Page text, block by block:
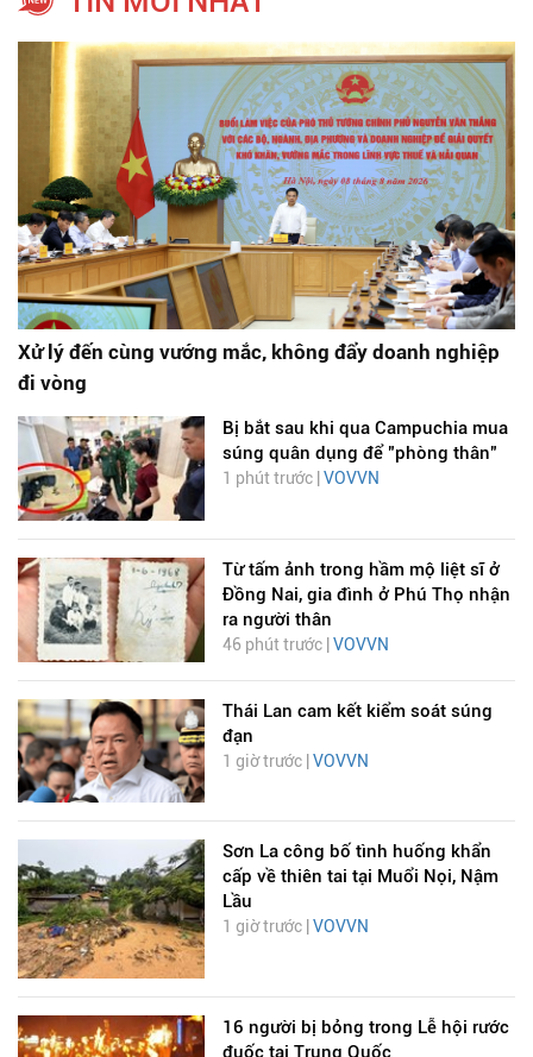
Xử lý đến cùng vướng mắc, không đẩy doanh nghiệp
đi vòng
Bị bắt sau khi qua Campuchia mua
súng quân dụng để "phòng thân"
1 phút trước | VOVVN
Từ tấm ảnh trong hầm mộ liệt sĩ ở
Đồng Nai, gia đình ở Phú Thọ nhận
ra người thân
46 phút trước | VOVVN
Thái Lan cam kết kiểm soát súng
đạn
1 giờ trước | VOVVN
Sơn La công bố tình huống khẩn
cấp về thiên tai tại Muổi Nọi, Nậm
Lầu
1 giờ trước | VOVVN
16 người bị bỏng trong Lễ hội rước
đuốc tại Trung Quốc